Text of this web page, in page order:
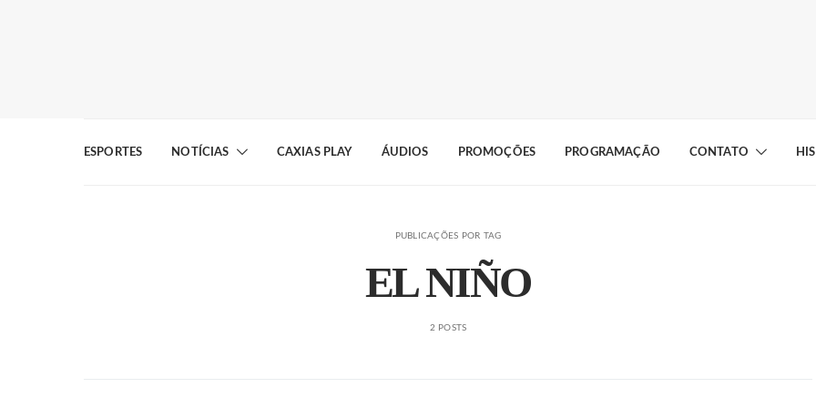
ESPORTES NOTÍCIAS CAXIAS PLAY ÁUDIOS PROMOÇÕES PROGRAMAÇÃO CONTATO
PUBLICAÇÕES POR TAG
EL NIÑO
2 POSTS